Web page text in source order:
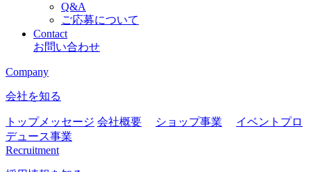
Q&A
ご応募について
Contact
お問い合わせ
Company
会社を知る
トップメッセージ 会社概要 ショップ事業
イベントプロ
デュース事業
Recruitment